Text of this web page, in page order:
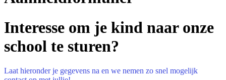
Interesse om je kind naar onze
school te sturen?
Laat hieronder je gegevens na en we nemen zo snel mogelijk